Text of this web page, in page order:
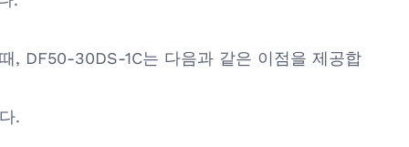
DF50-30DS-1C는 다음과 같은 이점을 제공합
.